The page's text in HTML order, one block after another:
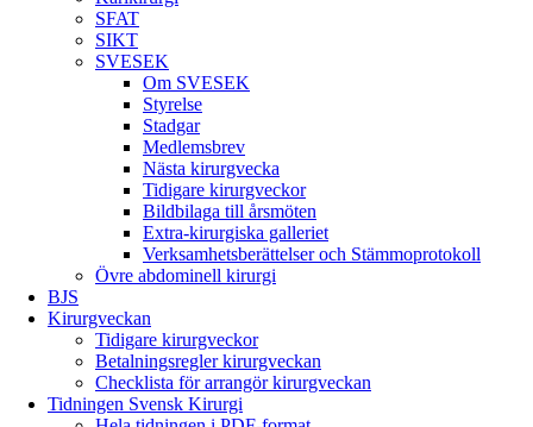
SFAT
SIKT
SVESEK
Om SVESEK
Styrelse
Stadgar
Medlemsbrev
Nästa kirurgvecka
Tidigare kirurgveckor
Bildbilaga till årsmöten
Extra-kirurgiska galleriet
Verksamhetsberättelser och Stämmoprotokoll
Övre abdominell kirurgi
BJS
Kirurgveckan
Tidigare kirurgveckor
Betalningsregler kirurgveckan
Checklista för arrangör kirurgveckan
Tidningen Svensk Kirurgi